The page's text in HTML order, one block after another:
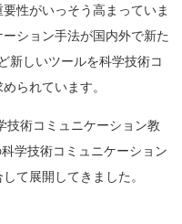
性がいっそう高まっていま
ション手法が国内外で新た
新しいツールを科学技術コ
られています。
技術コミュニケーション教
学技術コミュニケーション
て展開してきました。